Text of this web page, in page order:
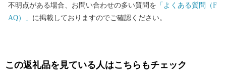
不明点がある場合、お問い合わせの多い質問を 「よくある質問（F
AQ）」 に掲載しておりますのでご確認ください。
この返礼品を見ている人はこちらもチェック